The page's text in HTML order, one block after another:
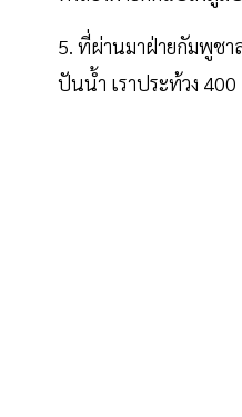
5. ที่ผ่านมาฝ่ายกัมพูชา
ปันน้ำ เราประท้วง